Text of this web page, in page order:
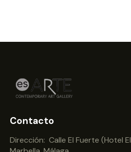
Contacto
Dirección: Calle El Fuerte (Hotel